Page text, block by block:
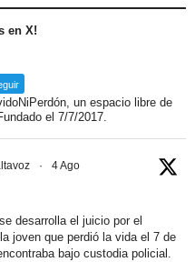
en X!
un espacio libre de
el 7/7/2017.
· 4 Ago
desarrolla el juicio por el
joven que perdió la vida el 7 de
bajo custodia policial.